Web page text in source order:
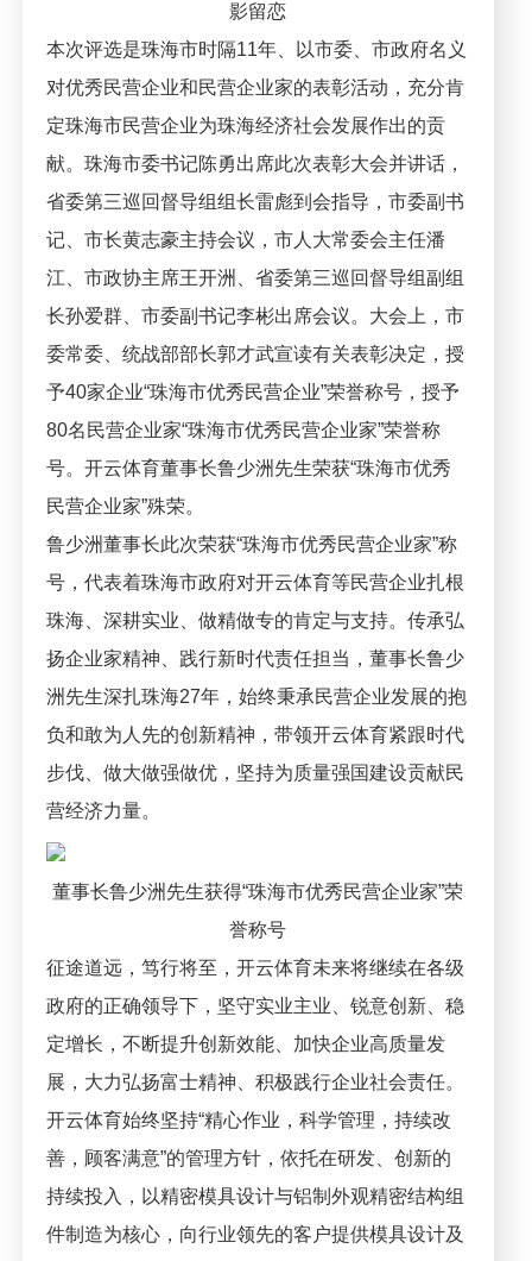
影留恋
本次评选是珠海市时隔11年、以市委、市政府名义
对优秀民营企业和民营企业家的表彰活动，充分肯
定珠海市民营企业为珠海经济社会发展作出的贡
献。珠海市委书记陈勇出席此次表彰大会并讲话，
省委第三巡回督导组组长雷彪到会指导，市委副书
记、市长黄志豪主持会议，市人大常委会主任潘
江、市政协主席王开洲、省委第三巡回督导组副组
长孙爱群、市委副书记李彬出席会议。大会上，市
委常委、统战部部长郭才武宣读有关表彰决定，授
予40家企业“珠海市优秀民营企业”荣誉称号，授予
80名民营企业家“珠海市优秀民营企业家”荣誉称
号。开云体育董事长鲁少洲先生荣获“珠海市优秀
民营企业家”殊荣。
鲁少洲董事长此次荣获“珠海市优秀民营企业家”称
号，代表着珠海市政府对开云体育等民营企业扎根
珠海、深耕实业、做精做专的肯定与支持。传承弘
扬企业家精神、践行新时代责任担当，董事长鲁少
洲先生深扎珠海27年，始终秉承民营企业发展的抱
负和敢为人先的创新精神，带领开云体育紧跟时代
步伐、做大做强做优，坚持为质量强国建设贡献民
营经济力量。
董事长鲁少洲先生获得“珠海市优秀民营企业家”荣
誉称号
征途道远，笃行将至，开云体育未来将继续在各级
政府的正确领导下，坚守实业主业、锐意创新、稳
定增长，不断提升创新效能、加快企业高质量发
展，大力弘扬富士精神、积极践行企业社会责任。
开云体育始终坚持“精心作业，科学管理，持续改
善，顾客满意”的管理方针，依托在研发、创新的
持续投入，以精密模具设计与铝制外观精密结构组
件制造为核心，向行业领先的客户提供模具设计及